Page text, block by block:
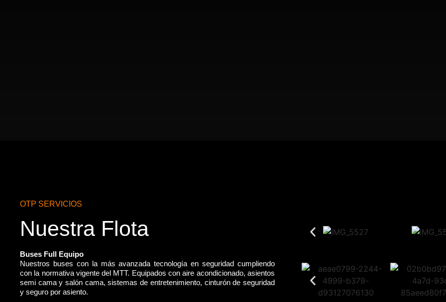
OTP SERVICIOS
Nuestra Flota
Buses Full Equipo
Nuestros buses con la más avanzada tecnología en seguridad cumpliendo
con la normativa vigente del MTT. Equipados con aire acondicionado, asientos
semi cama y salón cama, sistemas de entretenimiento, cinturón de seguridad
y seguro por asiento.